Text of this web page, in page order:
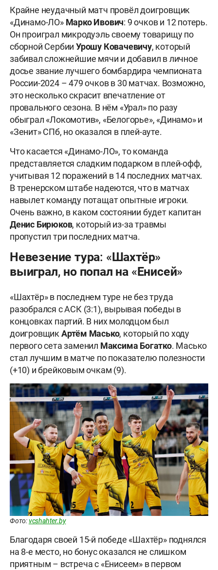
Крайне неудачный матч провёл доигровщик
«Динамо-ЛО» Марко Ивович: 9 очков и 12 потерь.
Он проиграл микродуэль своему товарищу по
сборной Сербии Урошу Ковачевичу, который
забивал сложнейшие мячи и добавил в личное
досье звание лучшего бомбардира чемпионата
России-2024 – 479 очков в 30 матчах. Возможно,
это несколько скрасит впечатление от
провального сезона. В нём «Урал» по разу
обыграл «Локомотив», «Белогорье», «Динамо» и
«Зенит» СПб, но оказался в плей-ауте.
Что касается «Динамо-ЛО», то команда
представляется сладким подарком в плей-офф,
учитывая 12 поражений в 14 последних матчах.
В тренерском штабе надеются, что в матчах
навылет команду потащат опытные игроки.
Очень важно, в каком состоянии будет капитан
Денис Бирюков, который из-за травмы
пропустил три последних матча.
Невезение тура: «Шахтёр»
выиграл, но попал на «Енисей»
«Шахтёр» в последнем туре не без труда
разобрался с АСК (3:1), вырывая победы в
концовках партий. В них молодцом был
доигровщикАртём Масько, который по ходу
первого сета заменил Максима Богатко. Масько
стал лучшим в матче по показателю полезности
(+10) и брейковым очкам (9).
Фото:vcshahter.by
Благодаря своей 15-й победе «Шахтёр» поднялся
на 8-е место, но бонус оказался не слишком
приятным – встреча с «Енисеем» в первом